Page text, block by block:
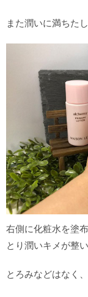
また潤いに満ちた
右側に化粧水を塗
とり潤いキメが整い
とろみなどはなく